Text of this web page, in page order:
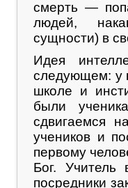
смерть —
людей,
сущности) в
Идея
следующем: у
школе и
были
сдвигаемся
учеников и
первому
Бог.
посредники